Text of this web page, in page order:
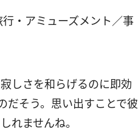
・アミューズメント／事
しさを和らげるのに即効
だそう。思い出すことで彼
れませんね。